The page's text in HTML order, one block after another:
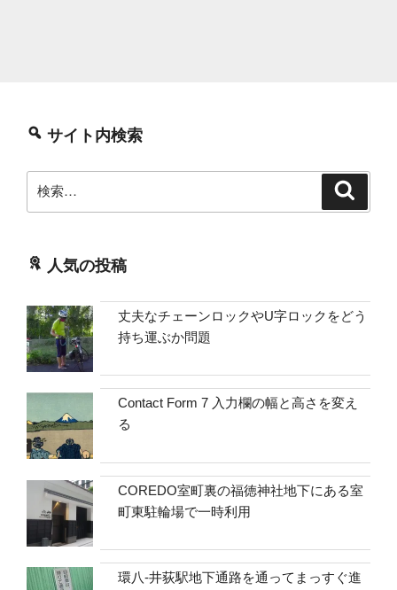
サイト内検索
索:
人気の投稿
丈夫なチェーンロックやU字ロックをどう
持ち運ぶか問題
Contact Form 7 入力欄の幅と高さを変え
る
COREDO室町裏の福徳神社地下にある室
町東駐輪場で一時利用
環八-井荻駅地下通路を通ってまっすぐ進